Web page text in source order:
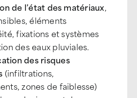
de l’état des matériaux,
éléments
fixations et systèmes
des eaux pluviales.
des risques
(infiltrations,
zones de faiblesse)